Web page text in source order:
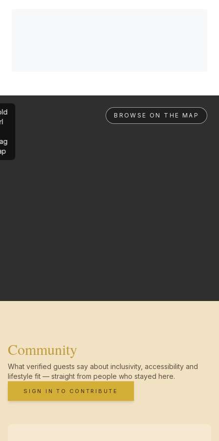
BROWSE ON THE MAP
Community
What verified guests say about inclusivity, accessibility and
lifestyle fit — straight from people who stayed here.
SIGN IN TO CONTRIBUTE